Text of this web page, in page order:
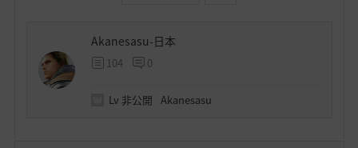
Akanesasu-日本
104 0
Lv 非公開 Akanesasu